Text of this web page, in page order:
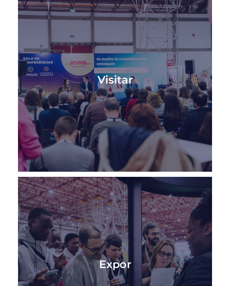
Visitar
Visitar
Crie o futuro da sua empresa na Empack e
Logistics & Automation Porto, o evento líder
nos setores de embalagen e logística em
Portugal.
SAIBA MAIS
Expor
Expor
Quer fazer parte de um evento que atrai a
centenas de líderes da indústria, incluindo
CEOs, Directores de Logística, Directores de
Embalagem, Gestores e outros profissionais
das principais marcas do seu setor?